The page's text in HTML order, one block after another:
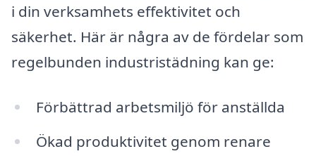
i din verksamhets effektivitet och
säkerhet. Här är några av de fördelar som
regelbunden industristädning kan ge:
Förbättrad arbetsmiljö för anställda
Ökad produktivitet genom renare